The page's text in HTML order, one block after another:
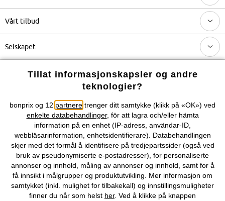
Vårt tilbud
Selskapet
Topkategorier / Sesongvarer
Du kan også finne oss på
Kjøpsvilkår Personopplysninger Cookie-innstillinger
Om Oss Angre kjøp
©2026 bonprix.
Tillat informasjonskapsler og andre
teknologier?
bonprix og 12 partnere trenger ditt samtykke (klikk på «OK») ved
enkelte databehandlinger, för att lagra och/eller hämta
information på en enhet (IP-adress, användar-ID,
webbläsarinformation, enhetsidentifierare). Databehandlingen
skjer med det formål å identifisere på tredjepartssider (også ved
bruk av pseudonymiserte e-postadresser), for personaliserte
annonser og innhold, måling av annonser og innhold, samt for å
få innsikt i målgrupper og produktutvikling. Mer informasjon om
samtykket (inkl. mulighet for tilbakekall) og innstillingsmuligheter
finner du når som helst her. Ved å klikke på knappen